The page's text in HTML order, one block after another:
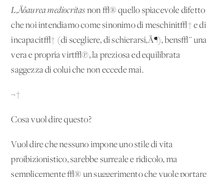
L‚Äôaurea mediocritas non √® quello spiacevole difetto
che noi intendiamo come sinonimo di meschinit√† e di
incapacit√† (di scegliere, di schierarsi‚Ä¶), bens√¨ una
vera e propria virt√π, la preziosa ed equilibrata
saggezza di colui che non eccede mai.
¬†
Cosa vuol dire questo?
Vuol dire che nessuno impone uno stile di vita
proibizionistico, sarebbe surreale e ridicolo, ma
semplicemente √® un suggerimento che vuole portare